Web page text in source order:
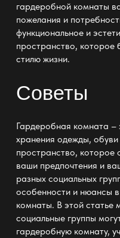
гардеробной комнаты
пожелания и
функциональное и
пространство, которое
стилю жизни.
Советы
Гардеробная комната –
хранения одежды,
пространство, которое
ваши предпочтения и
разных социальных
особенности и нюансы
комнаты. В этой статье
социальные группы
гардеробную комнату,